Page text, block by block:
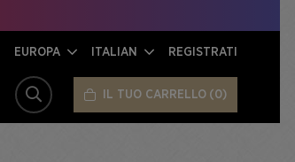
EUROPA ITALIAN REGISTRATI
CERCA IL TUO CARRELLO 0